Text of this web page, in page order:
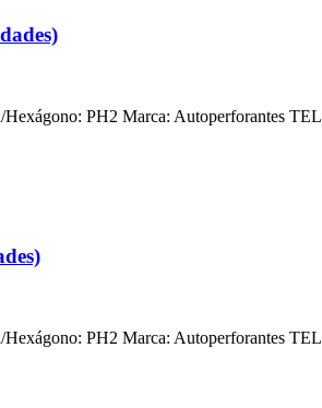
PH2 Marca: Autoperforantes TEL
PH2 Marca: Autoperforantes TEL